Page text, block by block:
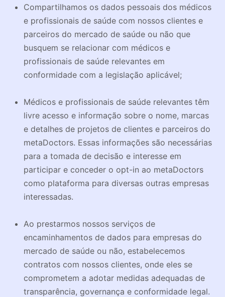
Compartilhamos os dados pessoais dos médicos
e profissionais de saúde com nossos clientes e
parceiros do mercado de saúde ou não que
busquem se relacionar com médicos e
profissionais de saúde relevantes em
conformidade com a legislação aplicável;
Médicos e profissionais de saúde relevantes têm
livre acesso e informação sobre o nome, marcas
e detalhes de projetos de clientes e parceiros do
metaDoctors. Essas informações são necessárias
para a tomada de decisão e interesse em
participar e conceder o opt-in ao metaDoctors
como plataforma para diversas outras empresas
interessadas.
Ao prestarmos nossos serviços de
encaminhamentos de dados para empresas do
mercado de saúde ou não, estabelecemos
contratos com nossos clientes, onde eles se
comprometem a adotar medidas adequadas de
transparência, governança e conformidade legal.